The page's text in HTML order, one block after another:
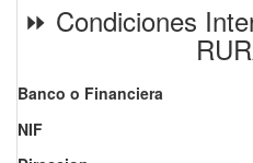
⏩ Condiciones
Banco o Financiera
NIF